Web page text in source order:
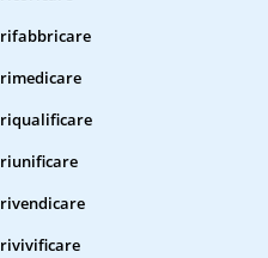
rifabbricare
rimedicare
riqualificare
riunificare
rivendicare
rivivificare